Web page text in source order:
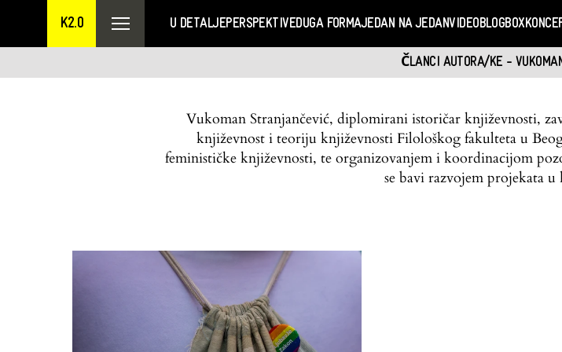
K2.0 U DETALJEPERSPEKTIVEDUGA FORMAJEDAN NA JEDANVIDEOBLOGBOX
ČLANCI AUTORA/KE -
Vukoman Stranjančević, diplomirani istoričar književnosti,
književnost i teoriju književnosti Filološkog fakulteta u
feminističke književnosti, te organizovanjem i koordinacijom
se bavi razvojem projekata